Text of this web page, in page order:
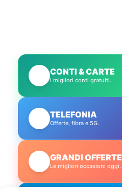
CONTI & CARTE
I migliori conti gratuiti.
TELEFONIA
Offerte, fibra e 5G.
GRANDI OFFERTE
Le migliori occasioni oggi.